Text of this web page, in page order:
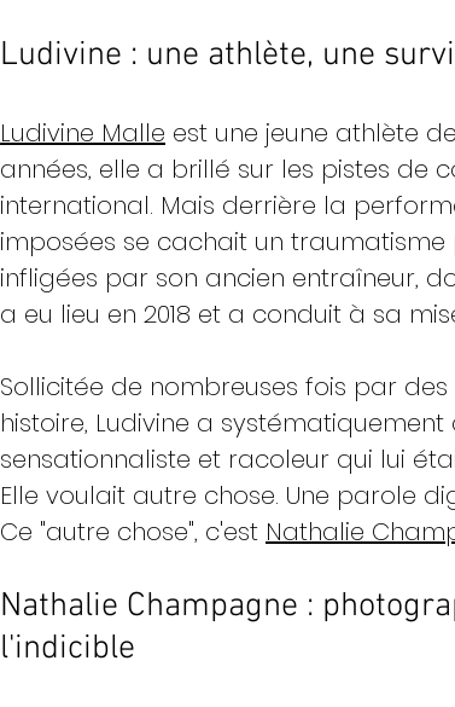
Ludivine : une athlète, une
Ludivine Malle est une jeune athlète
années, elle a brillé sur les pistes de
international. Mais derrière la
imposées se cachait un traumatisme
infligées par son ancien entraîneur,
a eu lieu en 2018 et a conduit à sa
Sollicitée de nombreuses fois par
histoire, Ludivine a
sensationnaliste et racoleur qui lui
Elle voulait autre chose. Une parole
Ce "autre chose", c'est Nathalie
Nathalie Champagne :
l'indicible